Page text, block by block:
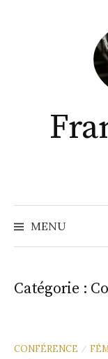
MENU
Catégorie :
CONFÉRENCE /